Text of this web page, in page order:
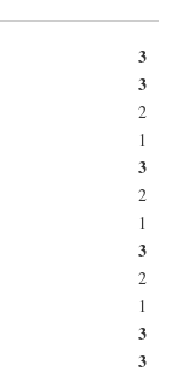
3
3
2
1
3
2
1
3
2
1
3
3